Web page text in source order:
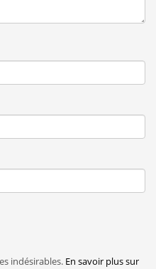
indésirables. En savoir plus sur